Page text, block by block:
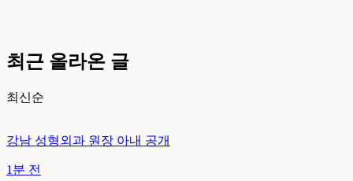
최근 올라온 글
최신순
강남 성형외과 원장 아내 공개
1분 전